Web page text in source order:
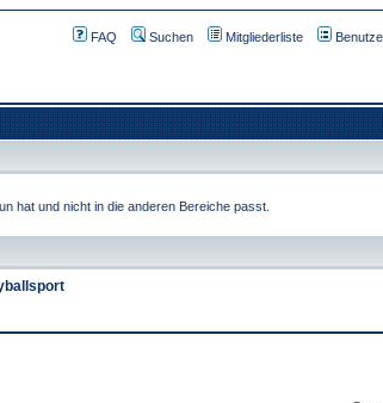
FAQ Suchen Mitgliederliste
hat und nicht in die anderen Bereiche passt.